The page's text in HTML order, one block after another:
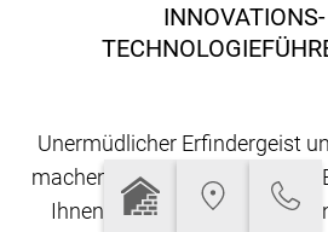
Unermüdlicher Erfindergeist
machen uns zum Vorreiter der
Ihnen Produkte und